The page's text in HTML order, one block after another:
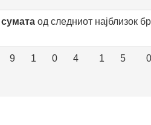
сумата од следниот најблизок
9 1 0 4 1 5 0